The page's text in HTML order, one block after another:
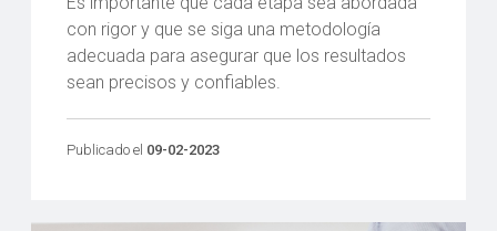
con rigor y que se siga una metodología
adecuada para asegurar que los resultados
sean precisos y confiables.
Publicado el 09-02-2023